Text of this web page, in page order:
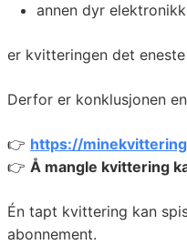
annen dyr elektronikk
er kvitteringen det
Derfor er konklusjonen
👉 https://
👉 Å mangle kvittering
Én tapt kvittering kan
abonnement.